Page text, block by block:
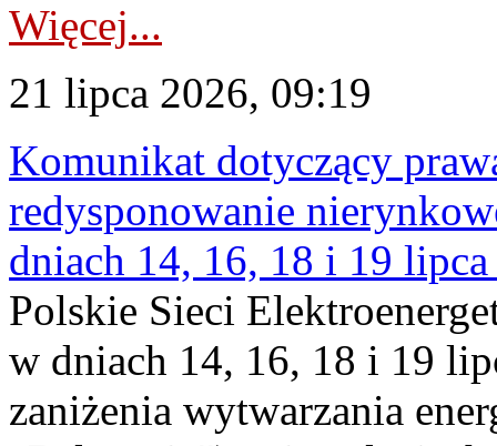
Więcej...
21 lipca 2026, 09:19
Komunikat dotyczący
redysponowanie
dniach 14, 16, 18 i 19
Polskie Sieci
w dniach 14, 16, 18 i 19
zaniżenia wytwarzania